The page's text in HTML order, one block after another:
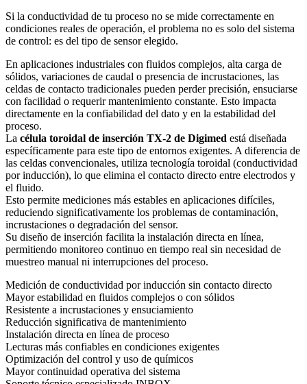
Si la conductividad de tu proceso no se mide correctamente en
condiciones reales de operación, el problema no es solo del sistema
de control: es del tipo de sensor elegido.
En aplicaciones industriales con fluidos complejos, alta carga de
sólidos, variaciones de caudal o presencia de incrustaciones, las
celdas de contacto tradicionales pueden perder precisión, ensuciarse
con facilidad o requerir mantenimiento constante. Esto impacta
directamente en la confiabilidad del dato y en la estabilidad del
proceso.
La célula toroidal de inserción TX-2 de Digimed está diseñada
específicamente para este tipo de entornos exigentes. A diferencia de
las celdas convencionales, utiliza tecnología toroidal (conductividad
por inducción), lo que elimina el contacto directo entre electrodos y
el fluido.
Esto permite mediciones más estables en aplicaciones difíciles,
reduciendo significativamente los problemas de contaminación,
incrustaciones o degradación del sensor.
Su diseño de inserción facilita la instalación directa en línea,
permitiendo monitoreo continuo en tiempo real sin necesidad de
muestreo manual ni interrupciones del proceso.
Medición de conductividad por inducción sin contacto directo
Mayor estabilidad en fluidos complejos o con sólidos
Resistente a incrustaciones y ensuciamiento
Reducción significativa de mantenimiento
Instalación directa en línea de proceso
Lecturas más confiables en condiciones exigentes
Optimización del control y uso de químicos
Mayor continuidad operativa del sistema